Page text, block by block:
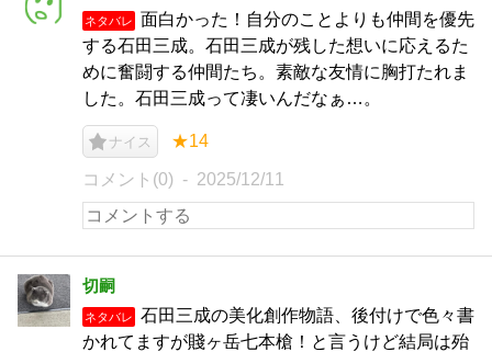
ネタバレ
面白かった！自分のことよりも仲間を優先
する石田三成。石田三成が残した想いに応えるた
めに奮闘する仲間たち。素敵な友情に胸打たれま
した。石田三成って凄いんだなぁ…。
ナイス ★14
コメント(0) 2025/12/11
切嗣
ネタバレ
石田三成の美化創作物語、後付けで色々書
かれてますが賤ヶ岳七本槍！と言うけど結局は殆